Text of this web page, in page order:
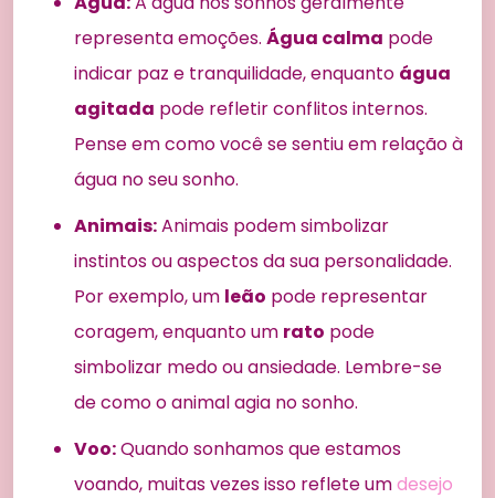
representa emoções. Água calma pode
indicar paz e tranquilidade, enquanto água
agitada pode refletir conflitos internos.
Pense em como você se sentiu em relação à
água no seu sonho.
Animais:Animais podem simbolizar
instintos ou aspectos da sua personalidade.
Por exemplo, um leão pode representar
coragem, enquanto um rato pode
simbolizar medo ou ansiedade. Lembre-se
de como o animal agia no sonho.
Voo:Quando sonhamos que estamos
voando, muitas vezes isso reflete umdesejo